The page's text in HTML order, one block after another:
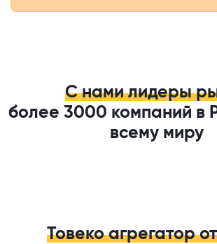
С нами лидеры
более 3000 компаний в
всему миру
Товеко агрегатор